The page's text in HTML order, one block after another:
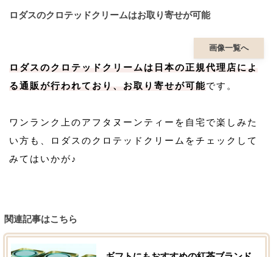
ロダスのクロテッドクリームはお取り寄せが可能
画像一覧へ
ロダスのクロテッドクリームは日本の正規代理店によ
る通販が行われており、お取り寄せが可能です。
ワンランク上のアフタヌーンティーを自宅で楽しみた
い方も、ロダスのクロテッドクリームをチェックして
みてはいかが♪
関連記事はこちら